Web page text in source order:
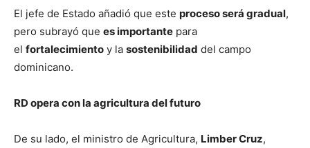
El jefe de Estado añadió que este proceso será gradual,
pero subrayó que es importante para
el fortalecimiento y la sostenibilidad del campo
dominicano.
RD opera con la agricultura del futuro
De su lado, el ministro de Agricultura, Limber Cruz,